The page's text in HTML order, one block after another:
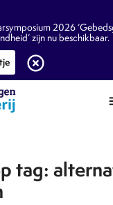
2026
zijn nu beschikbaar.
highlight_off
tag: